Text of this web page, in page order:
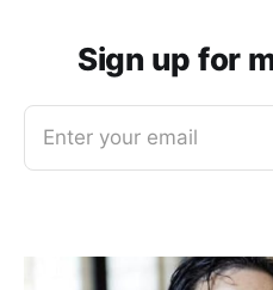
Sign up for
Enter your email